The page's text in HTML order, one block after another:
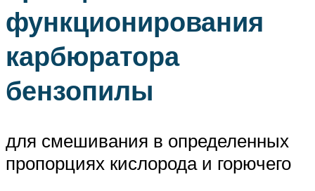
функционирования
карбюратора
бензопилы
для смешивания в определенных
пропорциях кислорода и горючего